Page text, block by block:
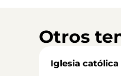
Otros
Iglesia católica